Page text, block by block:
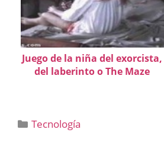
Juego de la niña del exorcista,
del laberinto o The Maze
Categorías
Tecnología